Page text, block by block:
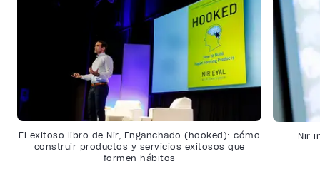
El exitoso libro de Nir, Enganchado (hooked): cómo
construir productos y servicios exitosos que
formen hábitos
Nir